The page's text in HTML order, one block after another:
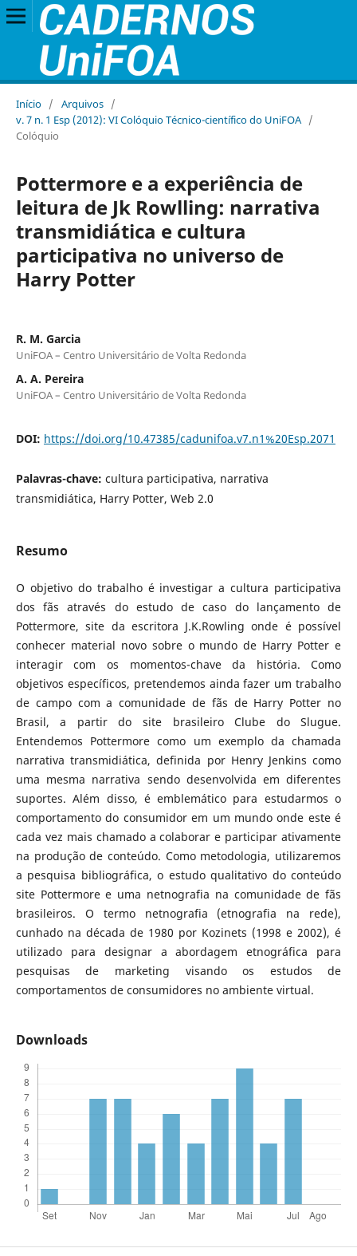
Início / Arquivos /
v. 7 n. 1 Esp (2012): VI Colóquio Técnico-científico do UniFOA /
Colóquio
Pottermore e a experiência de
leitura de Jk Rowlling: narrativa
transmidiática e cultura
participativa no universo de
Harry Potter
R. M. Garcia
UniFOA – Centro Universitário de Volta Redonda
A. A. Pereira
UniFOA – Centro Universitário de Volta Redonda
DOI: https://doi.org/10.47385/cadunifoa.v7.n1%20Esp.2071
Palavras-chave: cultura participativa, narrativa
transmidiática, Harry Potter, Web 2.0
Resumo
O objetivo do trabalho é investigar a cultura participativa
dos fãs através do estudo de caso do lançamento de
Pottermore, site da escritora J.K.Rowling onde é possível
conhecer material novo sobre o mundo de Harry Potter e
interagir com os momentos-chave da história. Como
objetivos específicos, pretendemos ainda fazer um trabalho
de campo com a comunidade de fãs de Harry Potter no
Brasil, a partir do site brasileiro Clube do Slugue.
Entendemos Pottermore como um exemplo da chamada
narrativa transmidiática, definida por Henry Jenkins como
uma mesma narrativa sendo desenvolvida em diferentes
suportes. Além disso, é emblemático para estudarmos o
comportamento do consumidor em um mundo onde este é
cada vez mais chamado a colaborar e participar ativamente
na produção de conteúdo. Como metodologia, utilizaremos
a pesquisa bibliográfica, o estudo qualitativo do conteúdo
site Pottermore e uma netnografia na comunidade de fãs
brasileiros. O termo netnografia (etnografia na rede),
cunhado na década de 1980 por Kozinets (1998 e 2002), é
utilizado para designar a abordagem etnográfica para
pesquisas de marketing visando os estudos de
comportamentos de consumidores no ambiente virtual.
Downloads